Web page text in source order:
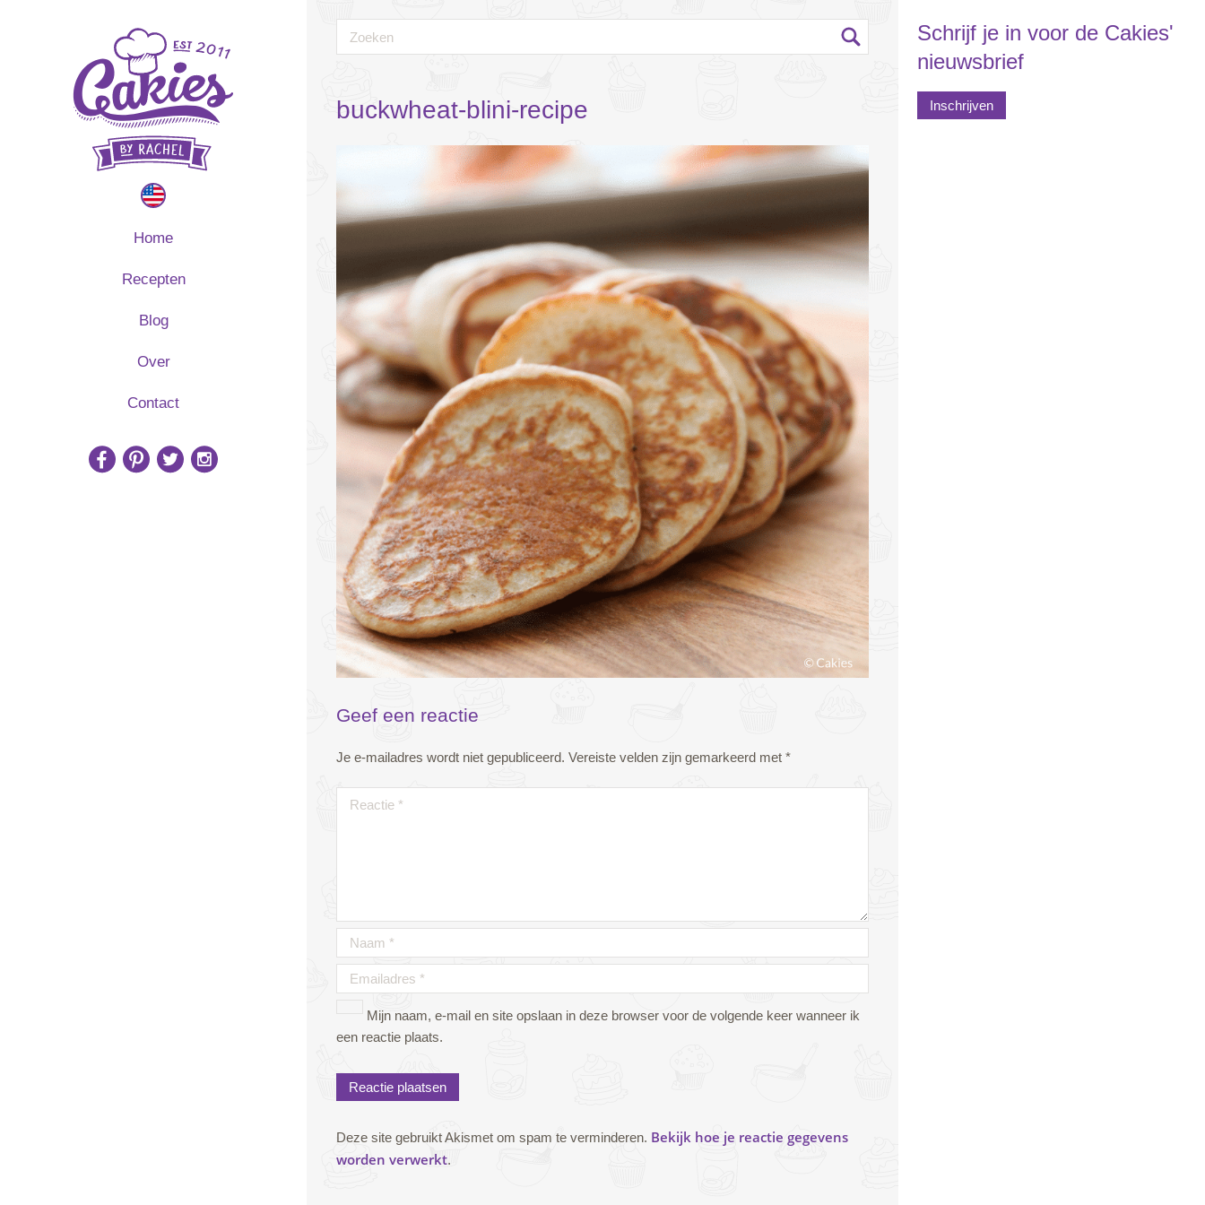
Home
Recepten
Blog
Over
Contact
buckwheat-blini-recipe
Geef een reactie
Je e-mailadres wordt niet gepubliceerd. Vereiste velden zijn gemarkeerd met *
Mijn naam, e-mail en site opslaan in deze browser voor de volgende keer wanneer ik
een reactie plaats.
Deze site gebruikt Akismet om spam te verminderen. Bekijk hoe je reactie gegevens
worden verwerkt.
Schrijf je in voor de Cakies'
nieuwsbrief
Inschrijven